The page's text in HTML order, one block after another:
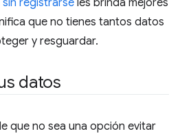
registrarse les brinda mejores
que no tienes tantos datos
y resguardar.
datos
que no sea una opción evitar